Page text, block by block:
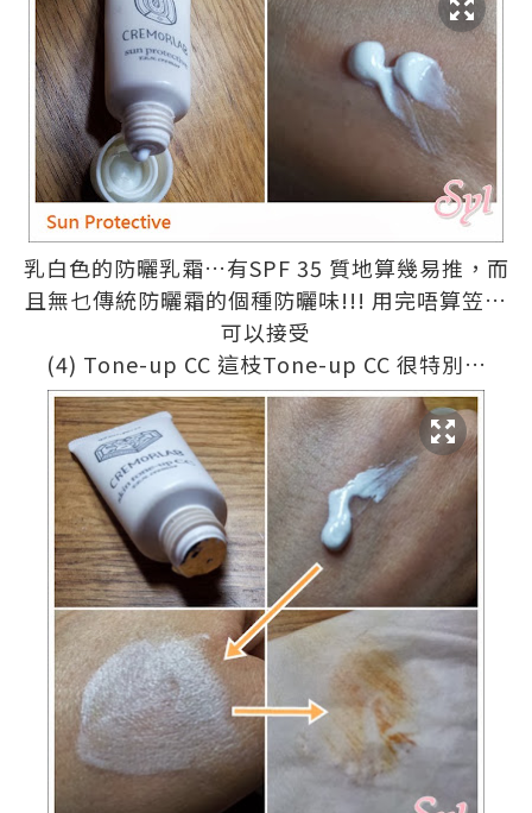
乳白色的防曬乳霜…有SPF 35 質地算幾易推，而
且無乜傳統防曬霜的個種防曬味!!! 用完唔算笠…
可以接受
(4) Tone-up CC 這枝Tone-up CC 很特別…